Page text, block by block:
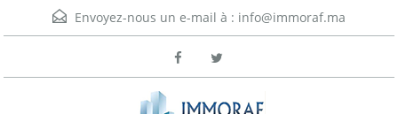
Envoyez-nous un e-mail à : info@immoraf.ma